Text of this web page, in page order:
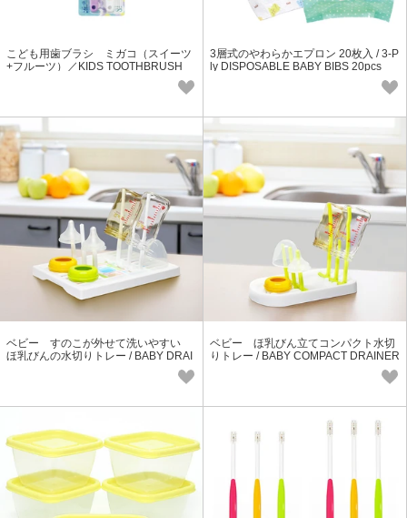
こども用歯ブラシ ミガコ（スイーツ
+フルーツ）／KIDS TOOTHBRUSH
3層式のやわらかエプロン 20枚入 / 3-P
ly DISPOSABLE BABY BIBS 20pcs
ベビー すのこが外せて洗いやすい
ほ乳びんの水切りトレー / BABY DRAI
ベビー ほ乳びん立てコンパクト水切
りトレー / BABY COMPACT DRAINER